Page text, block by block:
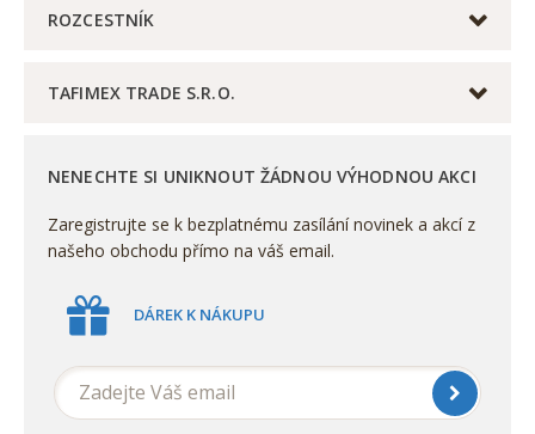
ROZCESTNÍK
TAFIMEX TRADE S.R.O.
NENECHTE SI UNIKNOUT ŽÁDNOU VÝHODNOU AKCI
Zaregistrujte se k bezplatnému zasílání novinek a akcí z
našeho obchodu přímo na váš email.
DÁREK K NÁKUPU